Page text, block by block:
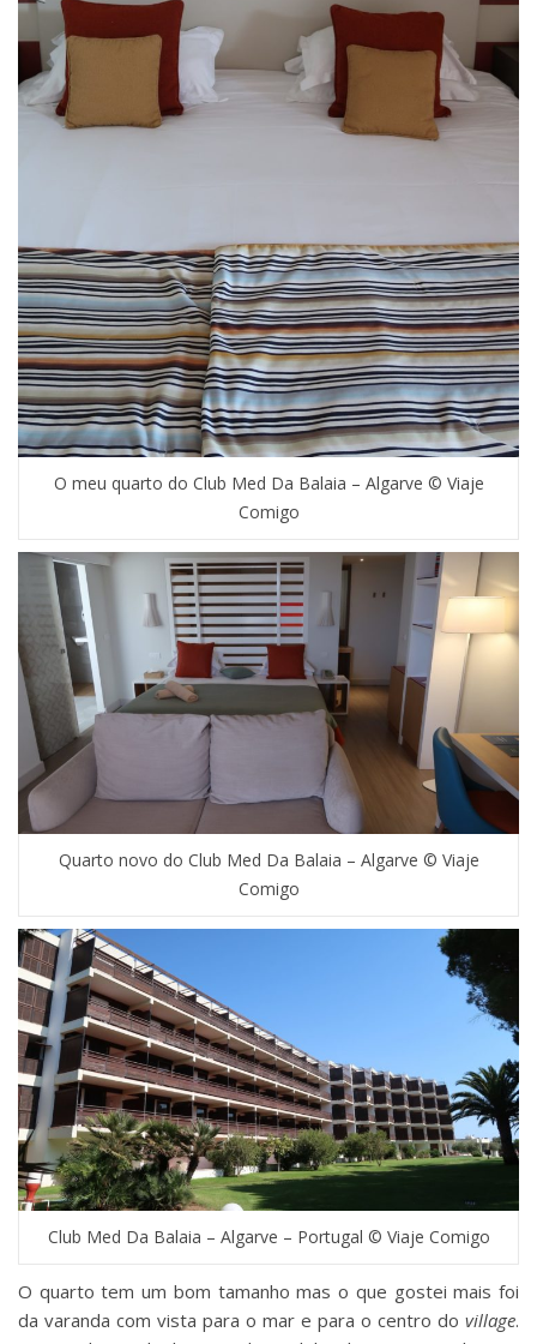
O meu quarto do Club Med Da Balaia – Algarve © Viaje
Comigo
Quarto novo do Club Med Da Balaia – Algarve © Viaje
Comigo
Club Med Da Balaia – Algarve – Portugal © Viaje Comigo
O quarto tem um bom tamanho mas o que gostei mais foi
da varanda com vista para o mar e para o centro do village.